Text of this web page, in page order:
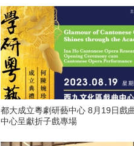
都大成立粵劇研藝中心 8月19日戲
中心呈獻折子戲專場